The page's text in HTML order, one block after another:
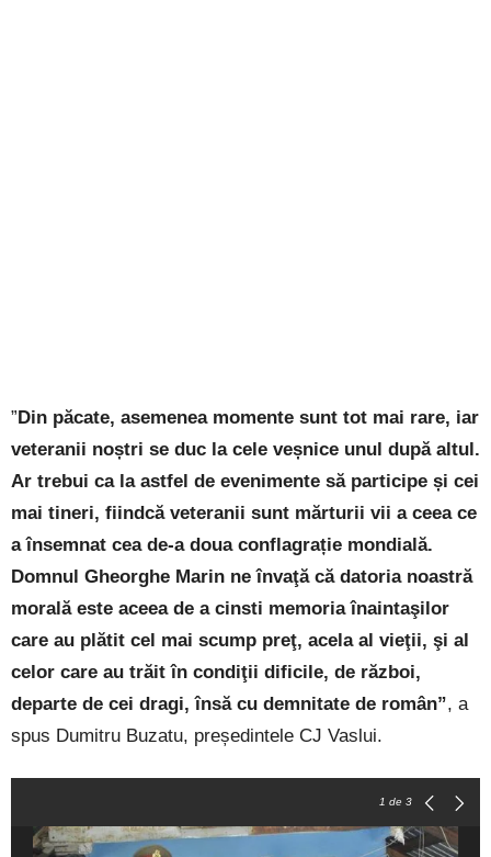
”Din păcate, asemenea momente sunt tot mai rare, iar
veteranii noștri se duc la cele veșnice unul după altul.
Ar trebui ca la astfel de evenimente să participe și cei
mai tineri, fiindcă veteranii sunt mărturii vii a ceea ce
a însemnat cea de-a doua conflagrație mondială.
Domnul Gheorghe Marin ne învaţă că datoria noastră
morală este aceea de a cinsti memoria înaintaşilor
care au plătit cel mai scump preţ, acela al vieţii, şi al
celor care au trăit în condiţii dificile, de război,
departe de cei dragi, însă cu demnitate de român”, a
spus Dumitru Buzatu, președintele CJ Vaslui.
1 de 3